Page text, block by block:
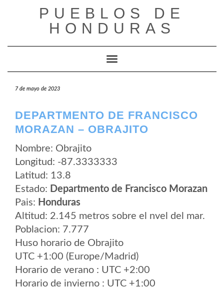
PUEBLOS DE
HONDURAS
Cambiar modo de navegación
7 de mayo de 2023
DEPARTMENTO DE FRANCISCO
MORAZAN – OBRAJITO
Nombre: Obrajito
Longitud: -87.3333333
Latitud: 13.8
Estado: Departmento de Francisco Morazan
Pais: Honduras
Altitud: 2.145 metros sobre el nvel del mar.
Poblacion: 7.777
Huso horario de Obrajito
UTC +1:00 (Europe/Madrid)
Horario de verano : UTC +2:00
Horario de invierno : UTC +1:00